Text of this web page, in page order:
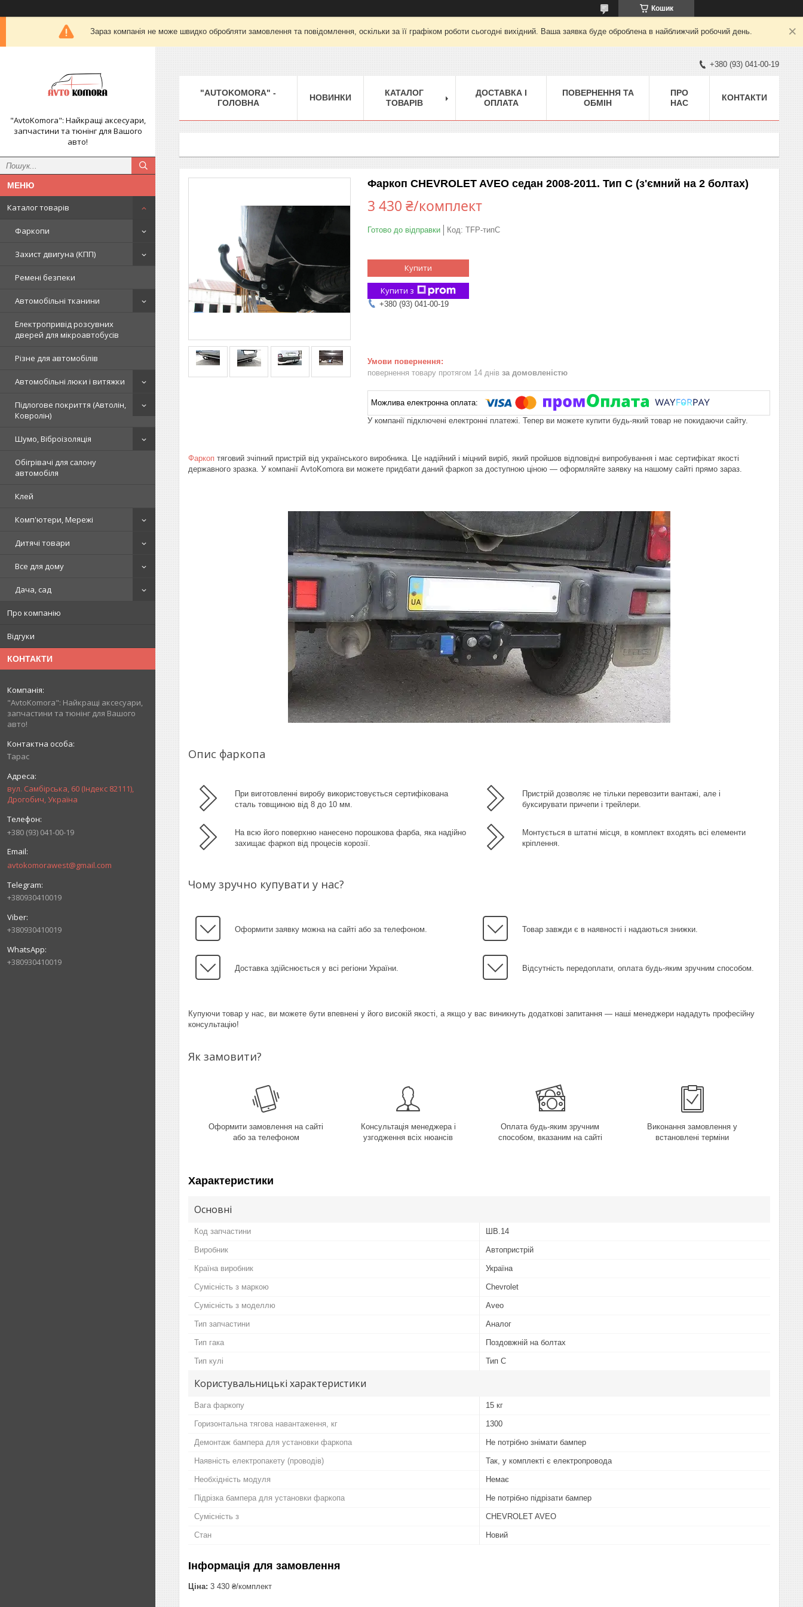
Кошик
Зараз компанія не може швидко обробляти замовлення та повідомлення, оскільки за її графіком роботи сьогодні вихідний. Ваша заявка буде оброблена в найближчий робочий день.
"AvtoKomora": Найкращі аксесуари,
запчастини та тюнінг для Вашого
авто!
Каталог товарів
Фаркопи
Захист двигуна (КПП)
Ремені безпеки
Автомобільні тканини
Електропривід розсувних
дверей для мікроавтобусів
Різне для автомобілів
Автомобільні люки і витяжки
Підлогове покриття (Автолін,
Ковролін)
Шумо, Віброізоляція
Обігрівачі для салону
автомобіля
Клей
Комп'ютери, Мережі
Дитячі товари
Все для дому
Дача, сад
Про компанію
Відгуки
КОНТАКТИ
"AvtoKomora": Найкращі аксесуари,
запчастини та тюнінг для Вашого
авто!
Тарас
вул. Самбірська, 60 (Індекс 82111),
Дрогобич, Україна
+380 (93) 041-00-19
avtokomorawest@gmail.com
+380930410019
+380930410019
+380930410019
+380 (93) 041-00-19
"AUTOKOMORA" -
ГОЛОВНА
НОВИНКИ
КАТАЛОГ
ТОВАРІВ
ДОСТАВКА І
ОПЛАТА
ПОВЕРНЕННЯ ТА
ОБМІН
ПРО
НАС
КОНТАКТИ
Фаркоп CHEVROLET AVEO седан 2008-2011. Тип С (з'ємний на 2 болтах)
3 430 ₴/комплект
Готово до відправки Код: TFP-типС
Купити
Купити з
+380 (93) 041-00-19
повернення товару протягом 14 днів за домовленістю
У компанії підключені електронні платежі. Тепер ви можете купити будь-який товар не покидаючи сайту.
Фаркоп тяговий зчіпний пристрій від українського виробника. Це надійний і міцний виріб, який пройшов відповідні випробування і має сертифікат якості
державного зразка. У компанії AvtoKomora ви можете придбати даний фаркоп за доступною ціною — оформляйте заявку на нашому сайті прямо зараз.
Опис фаркопа
При виготовленні виробу використовується сертифікована
сталь товщиною від 8 до 10 мм.
На всю його поверхню нанесено порошкова фарба, яка надійно
захищає фаркоп від процесів корозії.
Пристрій дозволяє не тільки перевозити вантажі, але і
буксирувати причепи і трейлери.
Монтується в штатні місця, в комплект входять всі елементи
кріплення.
Чому зручно купувати у нас?
Оформити заявку можна на сайті або за телефоном.
Доставка здійснюється у всі регіони України.
Товар завжди є в наявності і надаються знижки.
Відсутність передоплати, оплата будь-яким зручним способом.
Купуючи товар у нас, ви можете бути впевнені у його високій якості, а якщо у вас виникнуть додаткові запитання — наші менеджери нададуть професійну
консультацію!
Як замовити?
Оформити замовлення на сайті
або за телефоном
Консультація менеджера і
узгодження всіх нюансів
Оплата будь-яким зручним
способом, вказаним на сайті
Виконання замовлення у
встановлені терміни
Характеристики
Основні
Код запчастини ШВ.14
Виробник Автопристрій
Країна виробник Україна
Сумісність з маркою Chevrolet
Сумісність з моделлю Aveo
Тип запчастини Аналог
Тип гака Поздовжній на болтах
Тип кулі Тип C
Користувальницькі характеристики
Вага фаркопу 15 кг
Горизонтальна тягова навантаження, кг 1300
Демонтаж бампера для установки фаркопа Не потрібно знімати бампер
Наявність електропакету (проводів) Так, у комплекті є електропровода
Необхідність модуля Немає
Підрізка бампера для установки фаркопа Не потрібно підрізати бампер
Сумісність з CHEVROLET AVEO
Стан Новий
Інформація для замовлення
Ціна: 3 430 ₴/комплект